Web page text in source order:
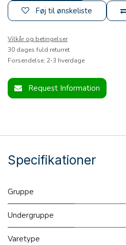
Føj til ønskeliste
Vilkår og betingelser
30 dages fuld returret
Forsendelse: 2-3 hverdage
Request Information
Specifikationer
Gruppe
Undergruppe
Varetype